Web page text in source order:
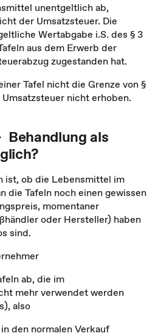
unentgeltlich ab,
der Umsatzsteuer. Die
Wertabgabe i.S. des § 3
aus dem Erwerb der
zugestanden hat.
Tafel nicht die Grenze von §
Umsatzsteuer nicht erhoben.
Behandlung als
ist, ob die Lebensmittel im
die Tafeln noch einen gewissen
momentaner
oder Hersteller) haben
sind.
ab, die im
mehr verwendet werden
also
den normalen Verkauf